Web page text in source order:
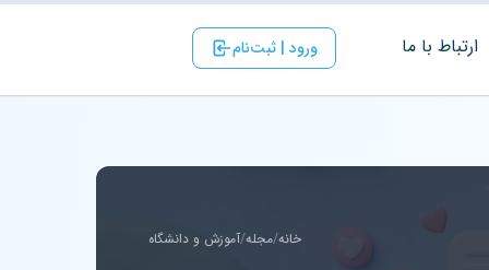
ارتباط با ‌ما ورود | ثبت‌نام
خانه/مجله/آموزش و دانشگاه